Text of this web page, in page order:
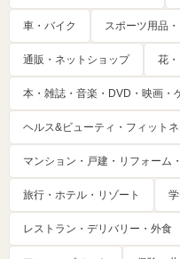
車・バイク スポーツ用品
通販・ネットショップ 花
本・雑誌・音楽・DVD・映画・
ヘルス&ビューティ・フィット
マンション・戸建・リフォーム
旅行・ホテル・リゾート
レストラン・デリバリー・外食